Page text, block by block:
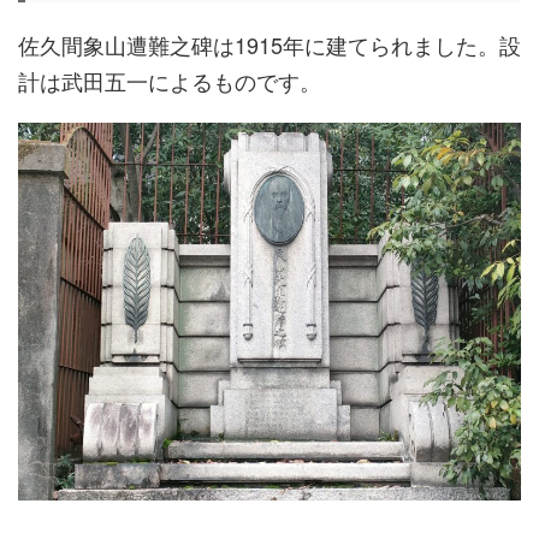
佐久間象山遭難之碑は1915年に建てられました。設
計は武田五一によるものです。